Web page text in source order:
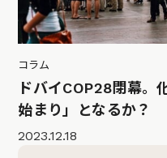
コラム
ドバイCOP28閉幕。
始まり」となるか？
2023.12.18